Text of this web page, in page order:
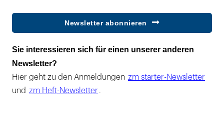
Newsletter abonnieren
Sie interessieren sich für einen unserer anderen
Newsletter?
Hier geht zu den Anmeldungen zm starter-Newsletter
und zm Heft-Newsletter .